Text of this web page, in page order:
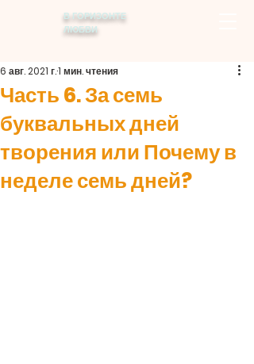
В ГОРИЗОНТЕ
ЛЮБВИ
Часть 6. За семь
буквальных дней
творения или Почему в
неделе семь дней?
6 авг. 2021 г.1 мин. чтения